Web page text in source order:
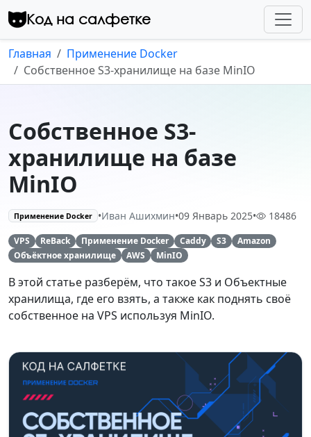
Перейти к контенту
Код на салфетке
Главная
Применение Docker
Собственное S3-хранилище на базе MinIO
Собственное S3-
хранилище на базе
MinIO
Применение Docker •Иван Ашихмин•09 Январь 2025• 18486
VPS ReBack Применение Docker Caddy S3
Amazon
Объёктное хранилище
AWS MinIO
В этой статье разберём, что такое S3 и Объектные
хранилища, где его взять, а также как поднять своё
собственное на VPS используя MinIO.